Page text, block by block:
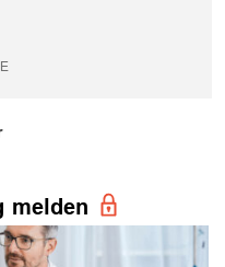
melden